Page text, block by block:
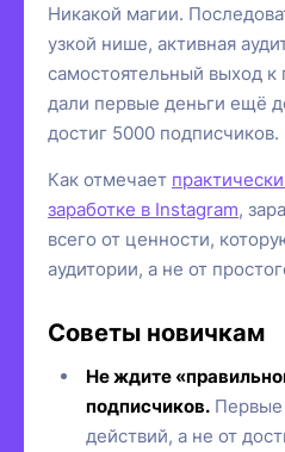
Никакой магии.
узкой нише, активная
самостоятельный выход
дали первые деньги ещё
достиг 5000 подписчиков.
Как отмечает
заработке в Instagram,
всего от ценности,
аудитории, а не от
Советы новичкам
Не ждите
подписчиков. Первые
действий, а не от